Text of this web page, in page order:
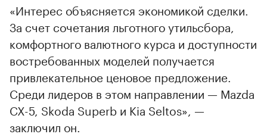
«Интерес объясняется экономикой сделки.
За счет сочетания льготного утильсбора,
комфортного валютного курса и доступности
востребованных моделей получается
привлекательное ценовое предложение.
Среди лидеров в этом направлении — Mazda
CX-5, Skoda Superb и Kia Seltos», —
заключил он.